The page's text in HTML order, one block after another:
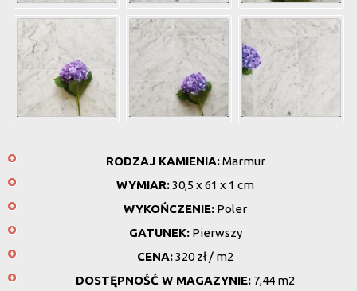
RODZAJ KAMIENIA:Marmur
WYMIAR:30,5 x 61 x 1 cm
WYKOŃCZENIE: Poler
GATUNEK:Pierwszy
CENA:320 zł / m2
DOSTĘPNOŚĆ W MAGAZYNIE: 7,44 m2